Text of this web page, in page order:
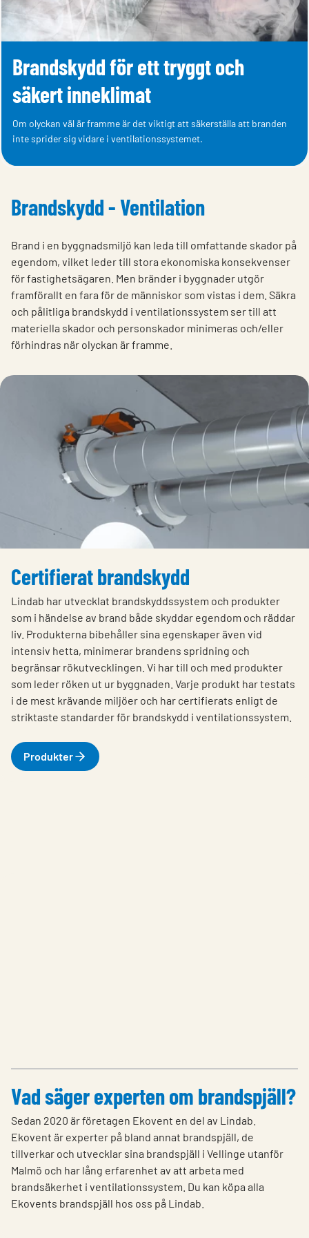
Brandskydd för ett tryggt och
säkert inneklimat
Om olyckan väl är framme är det viktigt att säkerställa att branden
inte sprider sig vidare i ventilationssystemet.
Brandskydd - Ventilation
Brand i en byggnadsmiljö kan leda till omfattande skador på
egendom, vilket leder till stora ekonomiska konsekvenser
för fastighetsägaren. Men bränder i byggnader utgör
framförallt en fara för de människor som vistas i dem. Säkra
och pålitliga brandskydd i ventilationssystem ser till att
materiella skador och personskador minimeras och/eller
förhindras när olyckan är framme.
Certifierat brandskydd
Lindab har utvecklat brandskyddssystem och produkter
som i händelse av brand både skyddar egendom och räddar
liv. Produkterna bibehåller sina egenskaper även vid
intensiv hetta, minimerar brandens spridning och
begränsar rökutvecklingen. Vi har till och med produkter
som leder röken ut ur byggnaden. Varje produkt har testats
i de mest krävande miljöer och har certifierats enligt de
striktaste standarder för brandskydd i ventilationssystem.
Produkter
Vad säger experten om brandspjäll?
Sedan 2020 är företagen Ekovent en del av Lindab.
Ekovent är experter på bland annat brandspjäll, de
tillverkar och utvecklar sina brandspjäll i Vellinge utanför
Malmö och har lång erfarenhet av att arbeta med
brandsäkerhet i ventilationssystem. Du kan köpa alla
Ekovents brandspjäll hos oss på Lindab.